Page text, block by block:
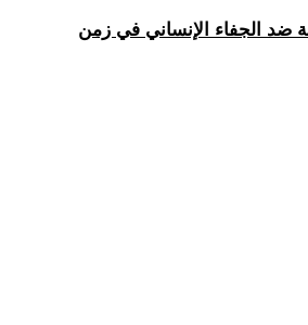
ضد الجفاء الإنساني في زمن